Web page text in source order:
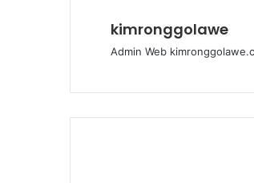
kimronggolawe
Admin Web